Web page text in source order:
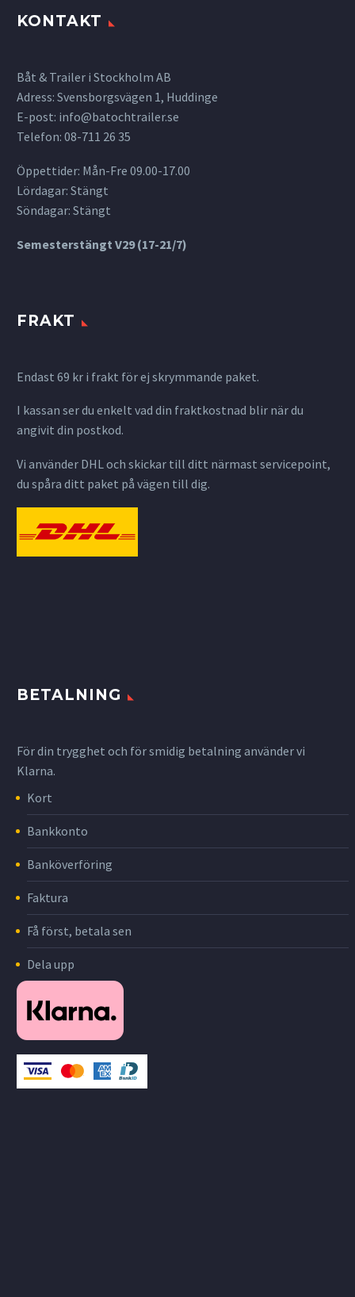
KONTAKT
Båt & Trailer i Stockholm AB
Adress: Svensborgsvägen 1, Huddinge
E-post: info@batochtrailer.se
Telefon: 08-711 26 35
Öppettider: Mån-Fre 09.00-17.00
Lördagar: Stängt
Söndagar: Stängt
Semesterstängt V29 (17-21/7)
FRAKT
Endast 69 kr i frakt för ej skrymmande paket.
I kassan ser du enkelt vad din fraktkostnad blir när du
angivit din postkod.
Vi använder DHL och skickar till ditt närmast servicepoint,
du spåra ditt paket på vägen till dig.
BETALNING
För din trygghet och för smidig betalning använder vi
Klarna.
Kort
Bankkonto
Banköverföring
Faktura
Få först, betala sen
Dela upp